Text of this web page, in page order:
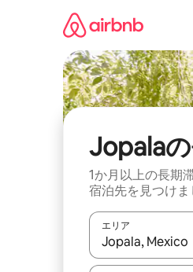
Jopala
1か月以上の長期
宿泊先を見つけま
エリア
検索結果が表示